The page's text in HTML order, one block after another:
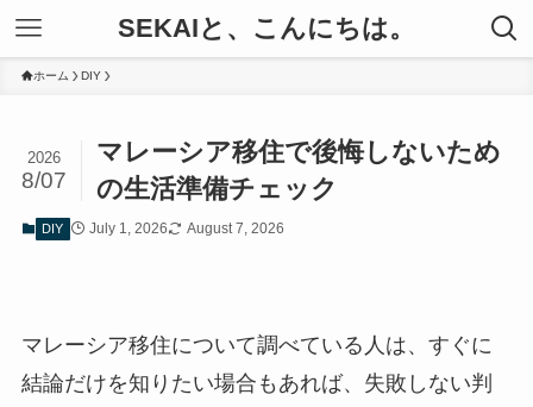
SEKAIと、こんにちは。
ホーム DIY
マレーシア移住で後悔しないため
の生活準備チェック
2026
8/07
DIY July 1, 2026 August 7, 2026
マレーシア移住について調べている人は、すぐに
結論だけを知りたい場合もあれば、失敗しない判